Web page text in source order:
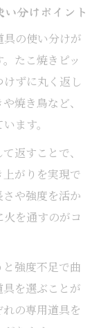
分けポイント
の使い分けが
たこ焼きピッ
ずに丸く返し
焼き鳥など、
ます。
返すことで、
がりを実現で
や強度を活か
を通すのがコ
強度不足で曲
を選ぶことが
の専用道具を